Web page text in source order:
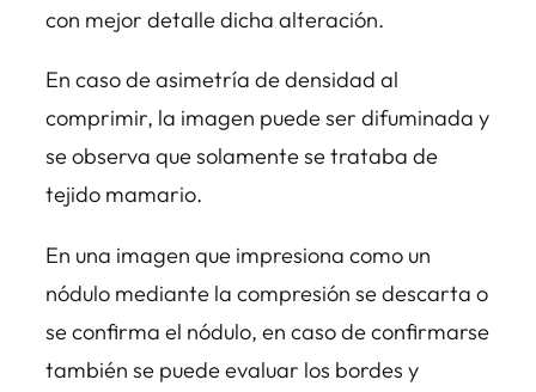
con mejor detalle dicha alteración.
En caso de asimetría de densidad al
comprimir, la imagen puede ser difuminada y
se observa que solamente se trataba de
tejido mamario.
En una imagen que impresiona como un
nódulo mediante la compresión se descarta o
se confirma el nódulo, en caso de confirmarse
también se puede evaluar los bordes y